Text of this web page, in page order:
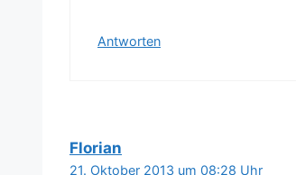
Antworten
Florian
21. Oktober 2013 um 08:28 Uhr